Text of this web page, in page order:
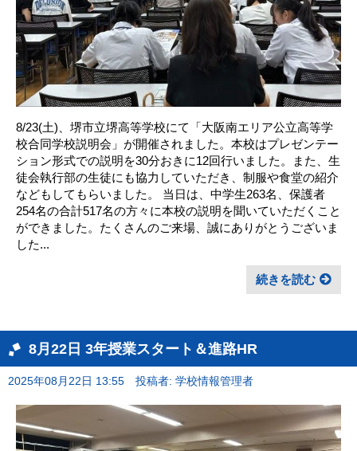
8/23(土)、堺市立堺高等学校にて「大阪南エリア公立高等学
校合同学校説明会」が開催されました。本校はプレゼンテー
ション形式での説明を30分おきに12回行いました。また、生
徒会執行部の生徒にも協力していただき、制服や食堂の紹介
などもしてもらいました。 当日は、中学生263名、保護者
254名の合計517名の方々に本校の説明を聞いていただくこと
ができました。たくさんのご来場、誠にありがとうございま
した...
続きを読む
8月22日 3年授業スタート＆進路HR
2025年08月22日 13:55 投稿者: 学校情報管理者